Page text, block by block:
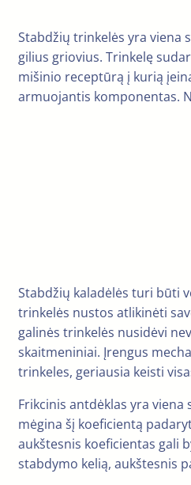
Stabdžių trinkelės yra viena
gilius griovius. Trinkelę
mišinio receptūrą į kurią
armuojantis komponentas.
Stabdžių kaladėlės turi būti
trinkelės nustos atlikinėti
galinės trinkelės nusidėvi
skaitmeniniai. Įrengus
trinkeles, geriausia keisti
Frikcinis antdėklas yra
mėgina šį koeficientą
aukštesnis koeficientas gali
stabdymo kelią, aukštesnis